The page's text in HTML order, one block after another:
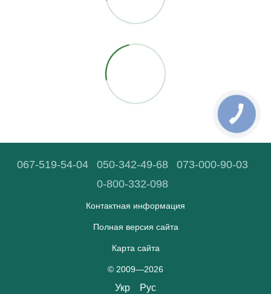
067-519-54-04 050-342-49-68
073-000-90-03
0-800-332-098
Контактная информация
Полная версия сайта
Карта сайта
© 2009—2026
Укр Рус